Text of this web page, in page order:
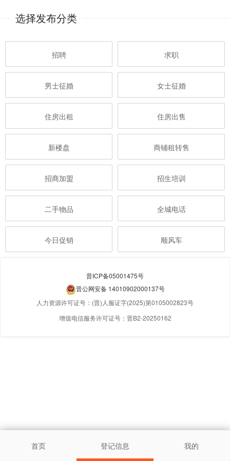
选择发布分类
招聘 求职
男士征婚 女士征婚
住房出租 住房出售
新楼盘 商铺租转售
招商加盟 招生培训
二手物品 全城电话
今日促销 顺风车
晋ICP备05001475号
晋公网安备 14010902000137号
人力资源许可证号：(晋)人服证字(2025)第0105002823号
增值电信服务许可证号：晋B2-20250162
首页 登记信息 我的